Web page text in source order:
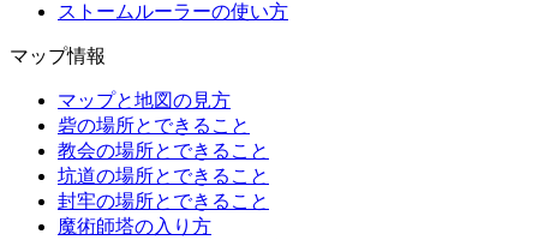
ストームルーラーの使い方
マップ情報
マップと地図の見方
砦の場所とできること
教会の場所とできること
坑道の場所とできること
封牢の場所とできること
魔術師塔の入り方